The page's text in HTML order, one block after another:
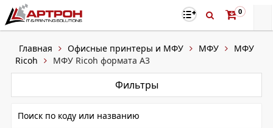
0
Главная Офисные принтеры и МФУ МФУ
МФУ
Ricoh
МФУ Ricoh формата A3
Фильтры